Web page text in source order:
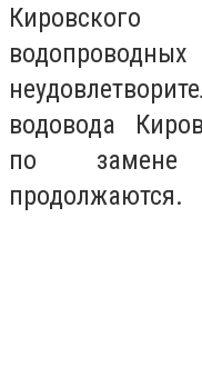
Кировского
водовода
по замене
продолжаются.